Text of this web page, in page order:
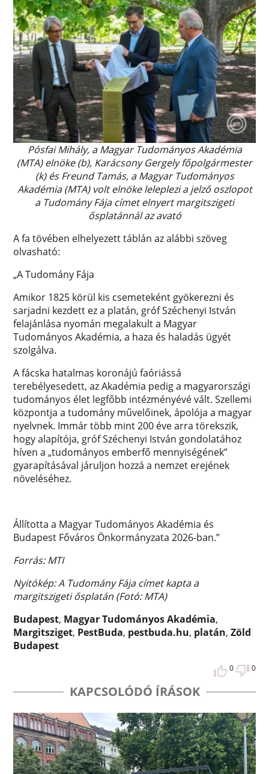
Pósfai Mihály, a Magyar Tudományos Akadémia
(MTA) elnöke (b), Karácsony Gergely főpolgármester
(k) és Freund Tamás, a Magyar Tudományos
Akadémia (MTA) volt elnöke leleplezi a jelző oszlopot
a Tudomány Fája címet elnyert margitszigeti
ősplatánnál az avató
A fa tövében elhelyezett táblán az alábbi szöveg
olvasható:
„A Tudomány Fája
Amikor 1825 körül kis csemeteként gyökerezni és
sarjadni kezdett ez a platán, gróf Széchenyi István
felajánlása nyomán megalakult a Magyar
Tudományos Akadémia, a haza és haladás ügyét
szolgálva.
A fácska hatalmas koronájú faóriássá
terebélyesedett, az Akadémia pedig a magyarországi
tudományos élet legfőbb intézményévé vált. Szellemi
központja a tudomány művelőinek, ápolója a magyar
nyelvnek. Immár több mint 200 éve arra törekszik,
hogy alapítója, gróf Széchenyi István gondolatához
híven a „tudományos emberfő mennyiségének”
gyarapításával járuljon hozzá a nemzet erejének
növeléséhez.
Állította a Magyar Tudományos Akadémia és
Budapest Főváros Önkormányzata 2026-ban.”
Forrás: MTI
Nyitókép: A Tudomány Fája címet kapta a
margitszigeti ősplatán (Fotó: MTA)
Budapest, Magyar Tudományos Akadémia,
Margitsziget, PestBuda, pestbuda.hu, platán,Zöld
Budapest
0 0
KAPCSOLÓDÓ ÍRÁSOK